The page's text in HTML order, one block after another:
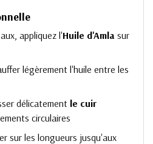
appliquez l'Huile d'Amla sur
légèrement l'huile entre les
délicatement le cuir
circulaires
sur les longueurs jusqu'aux